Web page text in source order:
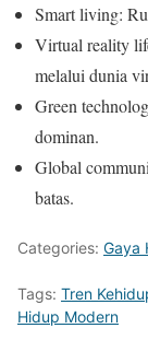
Smart living:
Virtual reality
melalui dunia
Green
dominan.
Global
batas.
Categories: Gaya
Tags: Tren
Hidup Modern